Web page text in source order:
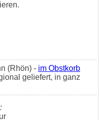
(Rhön) - im Obstkorb
geliefert, in ganz